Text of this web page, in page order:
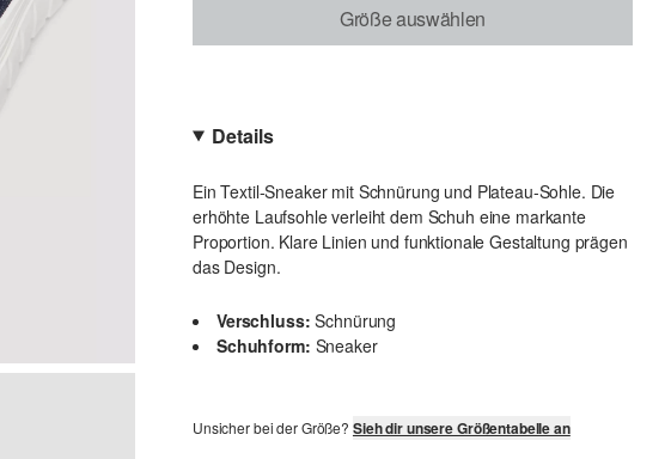
Größe auswählen
Details
Ein Textil-Sneaker mit Schnürung und Plateau-Sohle. Die
erhöhte Laufsohle verleiht dem Schuh eine markante
Proportion. Klare Linien und funktionale Gestaltung prägen
das Design.
Verschluss: Schnürung
Schuhform: Sneaker
Unsicher bei der Größe? Sieh dir unsere Größentabelle an